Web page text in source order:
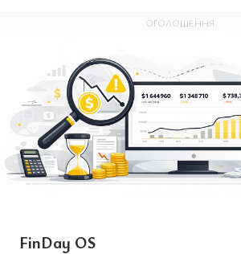
ОГОЛОШЕННЯ
FinDay OS